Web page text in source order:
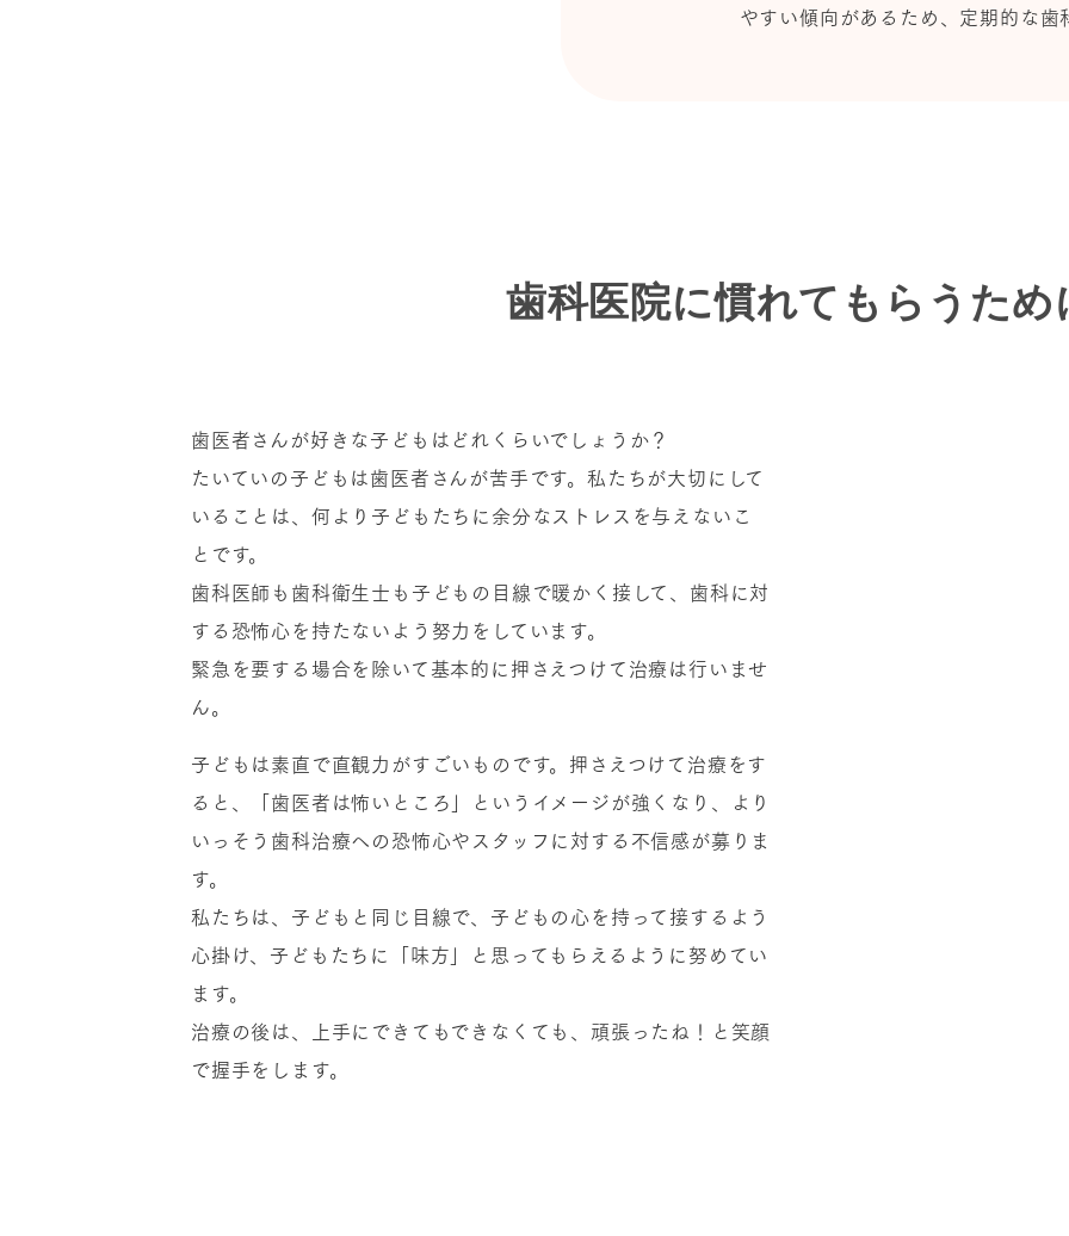
やすい傾向があるため、定期的な
歯科医院に慣れてもらうため
歯医者さんが好きな子どもはどれくらいでしょうか？
たいていの子どもは歯医者さんが苦手です。私たちが大切にして
いることは、何より子どもたちに余分なストレスを与えないこ
とです。
歯科医師も歯科衛生士も子どもの目線で暖かく接して、歯科に対
する恐怖心を持たないよう努力をしています。
緊急を要する場合を除いて基本的に押さえつけて治療は行いませ
ん。
子どもは素直で直観力がすごいものです。押さえつけて治療をす
ると、「歯医者は怖いところ」というイメージが強くなり、より
いっそう歯科治療への恐怖心やスタッフに対する不信感が募りま
す。
私たちは、子どもと同じ目線で、子どもの心を持って接するよう
心掛け、子どもたちに「味方」と思ってもらえるように努めてい
ます。
治療の後は、上手にできてもできなくても、頑張ったね！と笑顔
で握手をします。